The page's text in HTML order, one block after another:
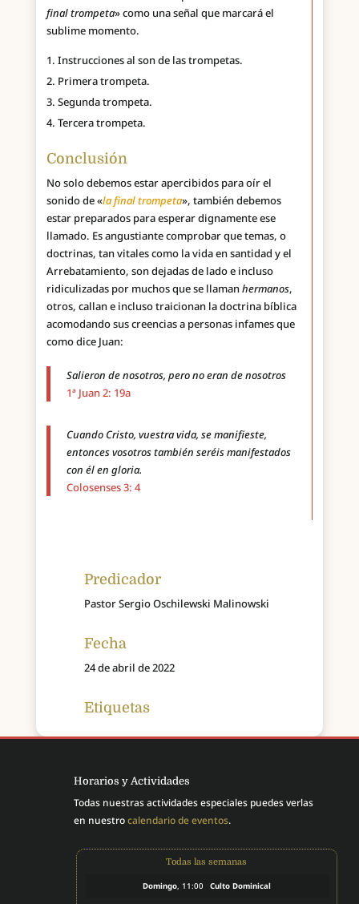
final trompeta» como una señal que marcará el
sublime momento.
Instrucciones al son de las trompetas.
Primera trompeta.
Segunda trompeta.
Tercera trompeta.
Conclusión
No solo debemos estar apercibidos para oír el
sonido de «la final trompeta», también debemos
estar preparados para esperar dignamente ese
llamado. Es angustiante comprobar que temas, o
doctrinas, tan vitales como la vida en santidad y el
Arrebatamiento, son dejadas de lado e incluso
ridiculizadas por muchos que se llamanhermanos,
otros, callan e incluso traicionan la doctrina bíblica
acomodando sus creencias a personas infames que
como dice Juan:
Salieron de nosotros, pero no eran de nosotros
1ª Juan 2: 19a
Cuando Cristo, vuestra vida, se manifieste,
entonces vosotros también seréis manifestados
con él en gloria.
Colosenses 3: 4
Predicador
Pastor Sergio Oschilewski Malinowski
Fecha
24 de abril de 2022
Etiquetas
Horarios y Actividades
Todas nuestras actividades especiales puedes verlas
en nuestrocalendario de eventos.
Todas las semanas
Domingo, 11:00 Culto Dominical